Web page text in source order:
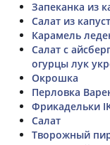
Запеканка из
Салат из
Карамель
Салат с
огурцы лук
Окрошка
Перловка
Фрикадельки
Салат
Творожный